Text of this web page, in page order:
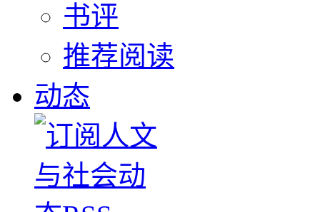
书评
推荐阅读
动态